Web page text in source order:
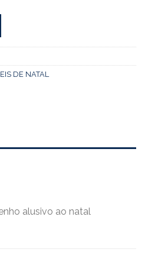
DE NATAL
alusivo ao natal